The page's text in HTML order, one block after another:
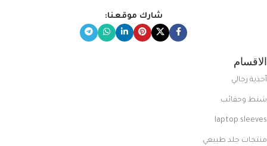
شارك موقعنا:
الاقسام
أحذية رجالي
شنط وحقائب
laptop sleeves
منتجات جلد طبيعي